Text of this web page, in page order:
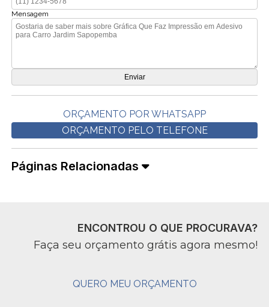
Mensagem
ORÇAMENTO POR WHATSAPP
ORÇAMENTO PELO TELEFONE
Páginas Relacionadas
ENCONTROU O QUE PROCURAVA?
Faça seu orçamento grátis agora mesmo!
QUERO MEU ORÇAMENTO